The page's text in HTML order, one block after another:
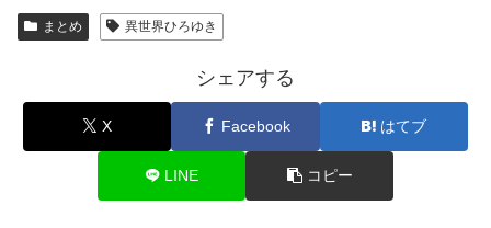
まとめ 異世界ひろゆき
シェアする
X Facebook はてブ
LINE コピー